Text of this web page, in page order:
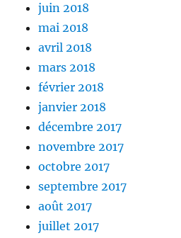
juin 2018
mai 2018
avril 2018
mars 2018
février 2018
janvier 2018
décembre 2017
novembre 2017
octobre 2017
septembre 2017
août 2017
juillet 2017